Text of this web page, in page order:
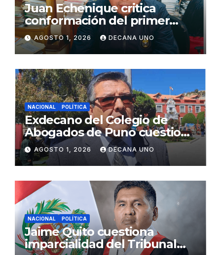
Juan Echenique critica
conformación del primer
gabinete ministerial de Keiko
Fujimori
AGOSTO 1, 2026 DECANA UNO
NACIONAL POLÍTICA
Exdecano del Colegio de
Abogados de Puno cuestiona
propuestas sobre seguridad
ciudadana
AGOSTO 1, 2026 DECANA UNO
NACIONAL POLÍTICA
Jaime Quito cuestiona
imparcialidad del Tribunal